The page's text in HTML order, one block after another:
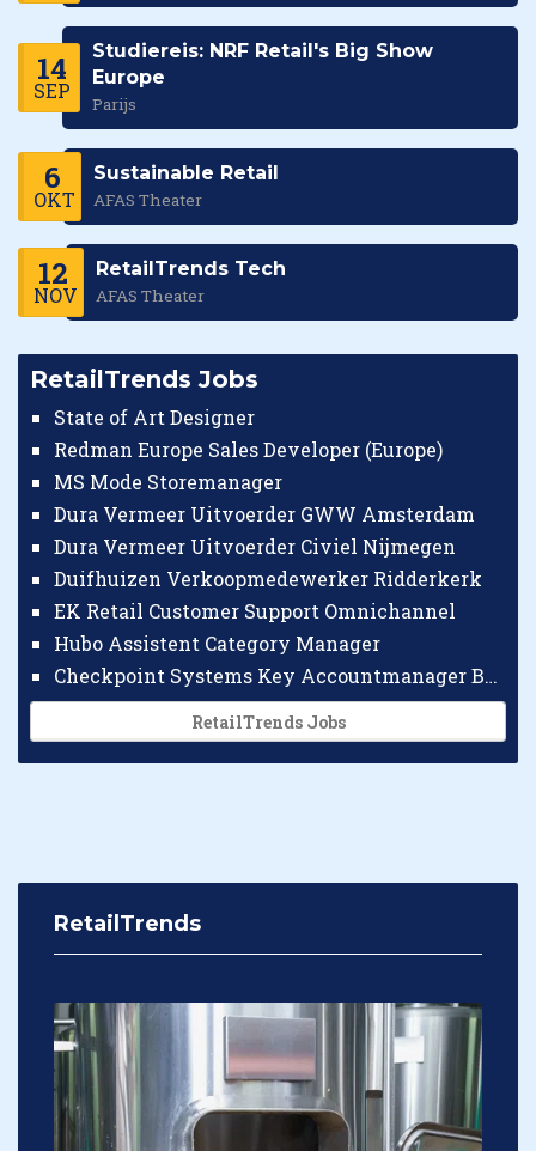
14
SEP
Studiereis: NRF Retail's Big Show
Europe
Parijs
6
OKT
Sustainable Retail
AFAS Theater
12
NOV
RetailTrends Tech
AFAS Theater
RetailTrends Jobs
State of Art Designer
Redman Europe Sales Developer (Europe)
MS Mode Storemanager
Dura Vermeer Uitvoerder GWW Amsterdam
Dura Vermeer Uitvoerder Civiel Nijmegen
Duifhuizen Verkoopmedewerker Ridderkerk
EK Retail Customer Support Omnichannel
Hubo Assistent Category Manager
Checkpoint Systems Key Accountmanager Benelux
RetailTrends Jobs
RetailTrends